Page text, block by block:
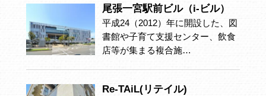
尾張一宮駅前ビル（i-ビル）
平成24（2012）年に開設した、図
書館や子育て支援センター、飲食
店等が集まる複合施…
Re-TAiL(リテイル)